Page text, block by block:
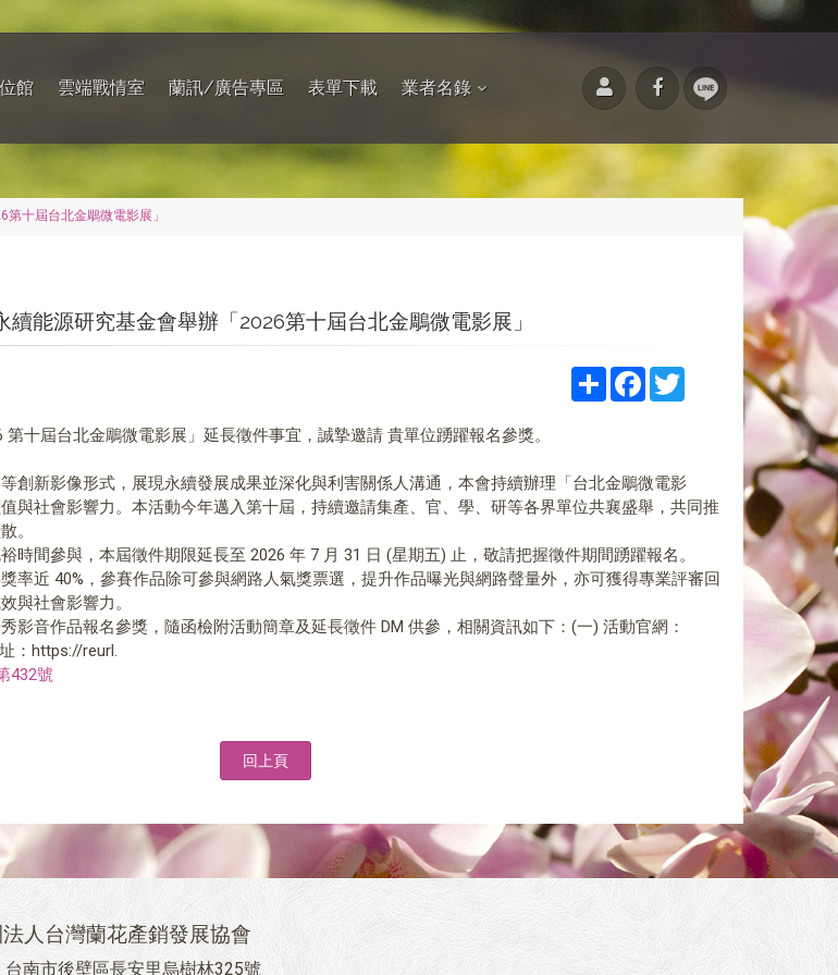
館 雲端戰情室 蘭訊/廣告專區 表單下載 業者名錄
十屆台北金鵰微電影展」
能源研究基金會舉辦「2026第十屆台北金鵰微電影展」
Share Facebook
十屆台北金鵰微電影展」延長徵件事宜，誠摯邀請 貴單位踴躍報名參獎。
創新影像形式，展現永續發展成果並深化與利害關係人溝通，本會持續辦理「台北金鵰微電影
與社會影響力。本活動今年邁入第十屆，持續邀請集產、官、學、研等各界單位共襄盛舉，共同推
。
時間參與，本屆徵件期限延長至 2026 年 7 月 31 日 (星期五) 止，敬請把握徵件期間踴躍報名。
率近 40%，參賽作品除可參與網路人氣獎票選，提升作品曝光與網路聲量外，亦可獲得專業評審回
與社會影響力。
影音作品報名參獎，隨函檢附活動簡章及延長徵件 DM 供參，相關資訊如下：(一) 活動官網：
：https://reurl.
432號
回上頁
人台灣蘭花產銷發展協會
台南市後壁區長安里烏樹林325號